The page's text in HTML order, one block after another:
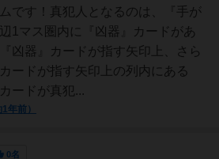
です！真犯人となるのは、『手が
1マス圏内に『凶器』カードがあ
凶器』カードが指す矢印上、さら
ードが指す矢印上の列内にある
ードが真犯...
年前）
0名